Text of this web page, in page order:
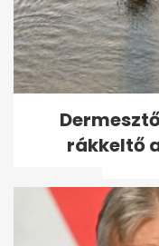
rákkeltő